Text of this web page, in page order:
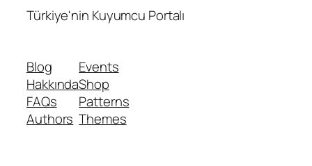
Türkiye'nin Kuyumcu Portalı
Blog
Hakkında
FAQs
Authors
Events
Shop
Patterns
Themes